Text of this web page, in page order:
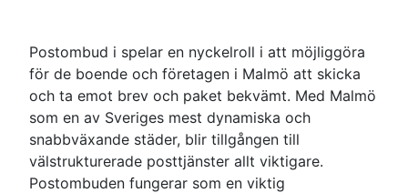
Postombud i spelar en nyckelroll i att möjliggöra
för de boende och företagen i Malmö att skicka
och ta emot brev och paket bekvämt. Med Malmö
som en av Sveriges mest dynamiska och
snabbväxande städer, blir tillgången till
välstrukturerade posttjänster allt viktigare.
Postombuden fungerar som en viktig